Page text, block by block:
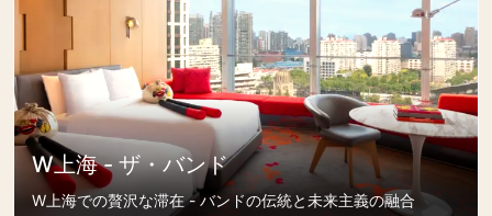
W上海 - ザ・バンド
W上海での贅沢な滞在 - バンドの伝統と未来主義の融合